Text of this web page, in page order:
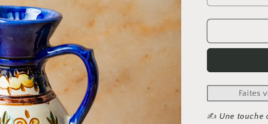
la
quantité
Pichet
Faites
✍️ Une touche